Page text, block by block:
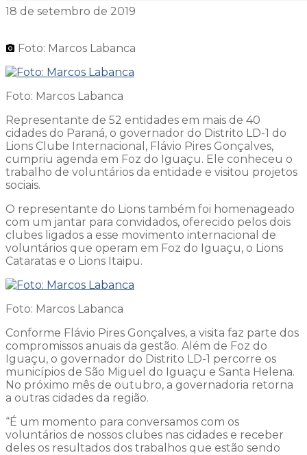
18 de setembro de 2019
Foto: Marcos Labanca
Foto: Marcos Labanca
Representante de 52 entidades em mais de 40
cidades do Paraná, o governador do Distrito LD-1 do
Lions Clube Internacional, Flávio Pires Gonçalves,
cumpriu agenda em Foz do Iguaçu. Ele conheceu o
trabalho de voluntários da entidade e visitou projetos
sociais.
O representante do Lions também foi homenageado
com um jantar para convidados, oferecido pelos dois
clubes ligados a esse movimento internacional de
voluntários que operam em Foz do Iguaçu, o Lions
Cataratas e o Lions Itaipu.
Foto: Marcos Labanca
Conforme Flávio Pires Gonçalves, a visita faz parte dos
compromissos anuais da gestão. Além de Foz do
Iguaçu, o governador do Distrito LD-1 percorre os
municípios de São Miguel do Iguaçu e Santa Helena.
No próximo mês de outubro, a governadoria retorna
a outras cidades da região.
“É um momento para conversamos com os
voluntários de nossos clubes nas cidades e receber
deles os resultados dos trabalhos que estão sendo